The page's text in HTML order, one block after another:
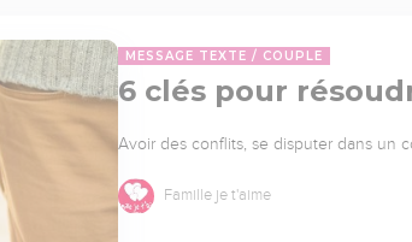
MESSAGE TEXTE COUPLE
6 clés pour
Avoir des conflits, se disputer dans un
Famille je t'aime